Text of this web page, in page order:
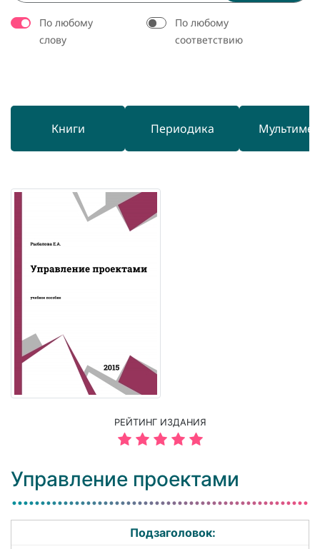
По любому
слову
По любому
соответствию
Книги Периодика
РЕЙТИНГ ИЗДАНИЯ
Управление проектами
Подзаголовок: